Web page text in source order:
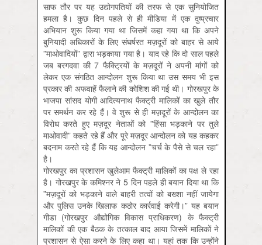
साफ तौर पर यह उद्योगपतियों की तरफ से एक सुनियोजित
हमला है। कुछ दिन पहले से ही मीडिया में एक दुष्‍प्रचार
अभियान शुरू किया गया था जिसमें कहा गया था कि अपने
बुनियादी अधिकारों के लिए संघर्षरत मज़दूरों को बाहर से आये
”माओवादियों” द्वारा भड़काया गया है। याद रहे कि दो साल पहले
जब बरगदवा की 7 फैक्ट्रियों के मज़दूरों ने अपनी मांगों को
लेकर एक संगठित आन्‍दोलन शुरू किया था उस समय भी इस
प्रकार की अफवाहें फैलाने की कोशिश की गई थी। गोरखपुर के
भाजपा सांसद योगी आदित्‍यनाथ फैक्‍ट्री मालिकों का खुले तौर
पर समर्थन कर रहे हैं। वे शुरू से ही मज़दूरों के आन्‍दोलन का
विरोध करते हुए मज़दूर नेताओं को ”हिंसा भड़काने पर तुले
माओवादी” कहते रहे हैं और पूरे मज़दूर आन्‍दोलन को यह कहकर
बदनाम करते रहे हैं कि यह आन्‍दोलन ”चर्च के पैसे से चल रहा”
है।
गोरखपुर का प्रशासन खुलेआम फैक्‍ट्री मालिकों का पक्ष ले रहा
है। गोरखपुर के कमिश्‍नर ने 5 दिन पहले ही बयान दिया था कि
”मज़दूरों को भड़काने वाले बाहरी तत्‍वों को बख्‍शा नहीं जायेगा
और पुलिस उनके खिलाफ कठोर कार्रवाई करेगी।” यह बयान
गीडा (गोरखपुर औद्योगिक विकास प्राधिकरण) के फैक्‍ट्री
मालिकों की एक बैठक के तत्‍काल बाद आया जिसमें मालिकों ने
प्रशासन से ऐसा करने के लिए कहा था। यहां तक कि उन्‍होंने